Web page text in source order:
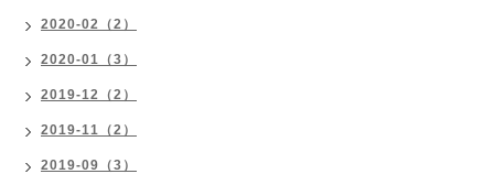
2020-02（2）
2020-01（3）
2019-12（2）
2019-11（2）
2019-09（3）